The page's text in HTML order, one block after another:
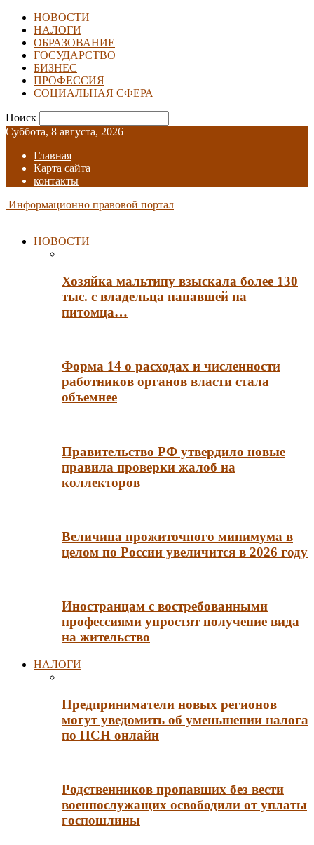
НОВОСТИ
НАЛОГИ
ОБРАЗОВАНИЕ
ГОСУДАРСТВО
БИЗНЕС
ПРОФЕССИЯ
СОЦИАЛЬНАЯ СФЕРА
Поиск
Суббота, 8 августа, 2026
Главная
Карта сайта
контакты
Информационно правовой портал
НОВОСТИ
Хозяйка мальтипу взыскала более 130
тыс. с владельца напавшей на
питомца…
Форма 14 о расходах и численности
работников органов власти стала
объемнее
Правительство РФ утвердило новые
правила проверки жалоб на
коллекторов
Величина прожиточного минимума в
целом по России увеличится в 2026 году
Иностранцам с востребованными
профессиями упростят получение вида
на жительство
НАЛОГИ
Предприниматели новых регионов
могут уведомить об уменьшении налога
по ПСН онлайн
Родственников пропавших без вести
военнослужащих освободили от уплаты
госпошлины